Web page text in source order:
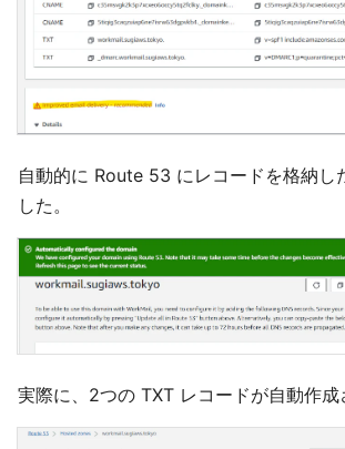
自動的に Route 53 にレコードを格納し
した。
実際に、2つの TXT レコードが自動作成